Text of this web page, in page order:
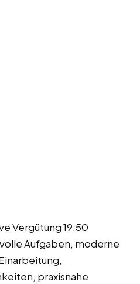
Vergütung 19,50
Aufgaben, moderne
praxisnahe